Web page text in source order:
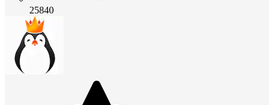
25840